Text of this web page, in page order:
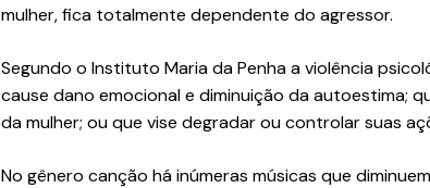
mulher, fica totalmente dependente do agressor.
Segundo o Instituto Maria da Penha a violência
cause dano emocional e diminuição da autoestima;
da mulher; ou que vise degradar ou controlar suas
No gênero canção há inúmeras músicas que